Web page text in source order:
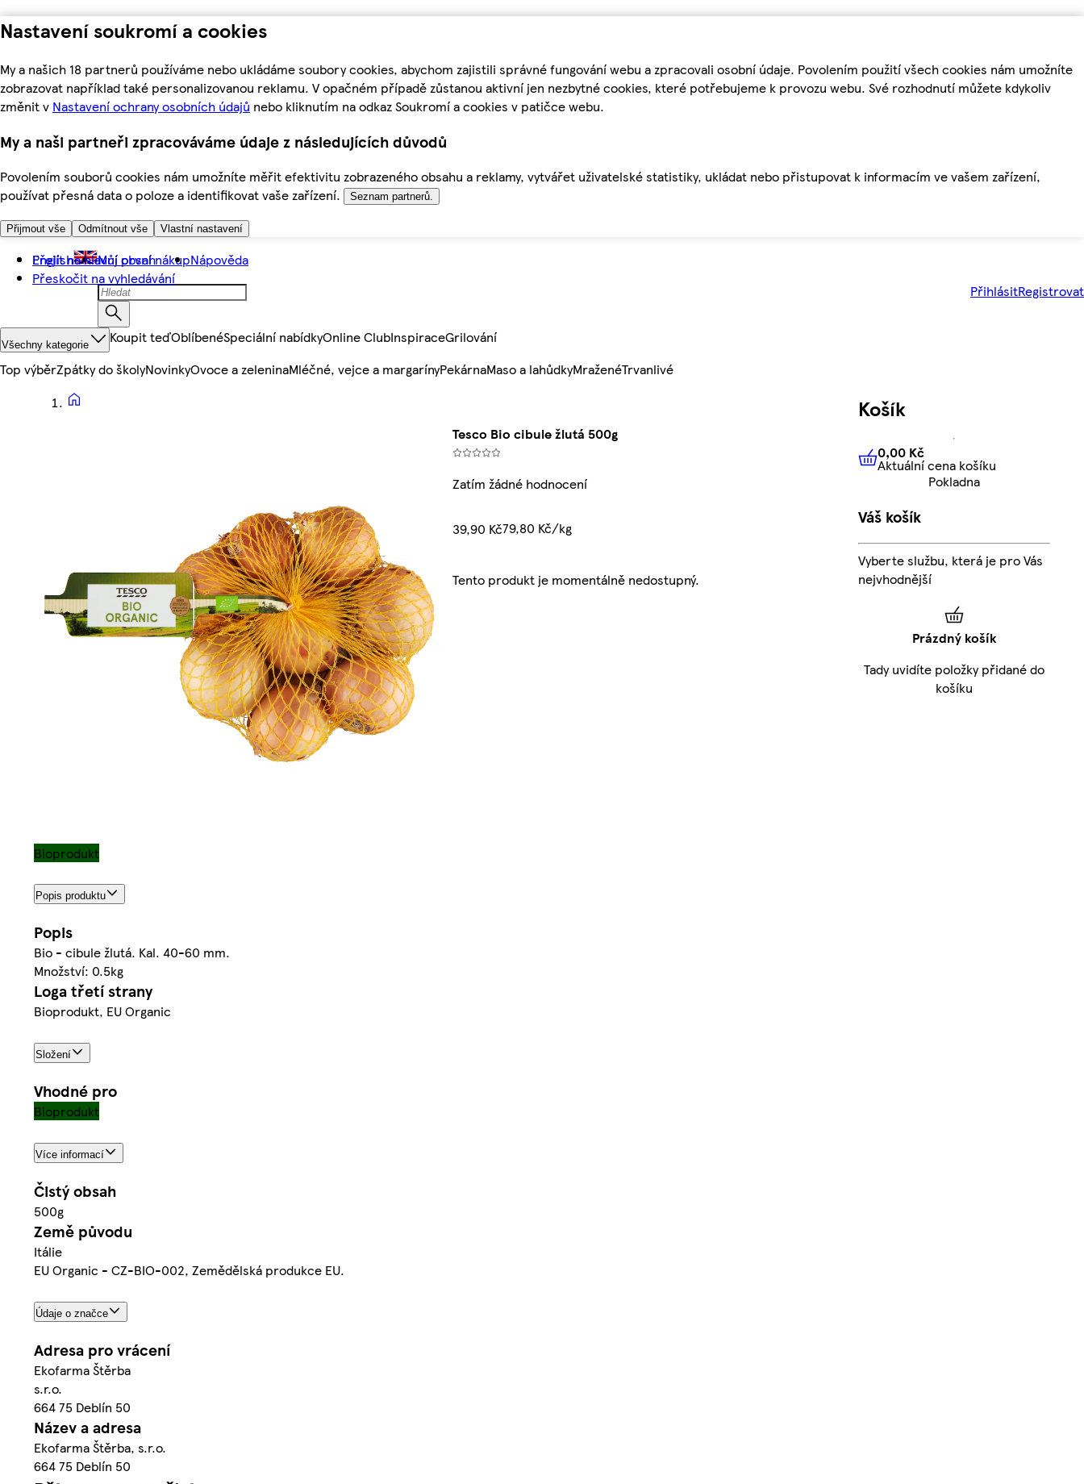
Nastavení soukromí a cookies
My a našich 18 partnerů používáme nebo ukládáme soubory cookies, abychom zajistili správné fungování webu a zpracovali osobní údaje. Povolením použití všech cookies nám umožníte
zobrazovat například také personalizovanou reklamu. V opačném případě zůstanou aktivní jen nezbytné cookies, které potřebujeme k provozu webu. Své rozhodnutí můžete kdykoliv
změnit v Nastavení ochrany osobních údajů nebo kliknutím na odkaz Soukromí a cookies v patičce webu.
My a naši partneři zpracováváme údaje z následujících důvodů
Povolením souborů cookies nám umožníte měřit efektivitu zobrazeného obsahu a reklamy, vytvářet uživatelské statistiky, ukládat nebo přistupovat k informacím ve vašem zařízení,
používat přesná data o poloze a identifikovat vaše zařízení.
Seznam partnerů.
Přijmout vše Odmítnout vše Vlastní nastavení
Přejít na hlavní obsah
Přeskočit na vyhledávání
English Můj první nákupNápověda
PřihlásitRegistrovat
Všechny kategorie Koupit teďOblíbenéSpeciální nabídkyOnline ClubInspiraceGrilování
Top výběrZpátky do školyNovinkyOvoce a zeleninaMléčné, vejce a margarínyPekárnaMaso a lahůdkyMraženéTrvanlivé
Tesco Bio cibule žlutá 500g
Zatím žádné hodnocení
39,90 Kč79,80 Kč/kg
Tento produkt je momentálně nedostupný.
Bioprodukt
Popis produktu
Popis
Bio - cibule žlutá. Kal. 40-60 mm.
Množství: 0.5kg
Loga třetí strany
Bioprodukt, EU Organic
Složení
Vhodné pro
Bioprodukt
Více informací
Čistý obsah
500g
Země původu
Itálie
EU Organic - CZ-BIO-002, Zemědělská produkce EU.
Údaje o značce
Adresa pro vrácení
Ekofarma Štěrba
s.r.o.
664 75 Deblín 50
Název a adresa
Ekofarma Štěrba, s.r.o.
664 75 Deblín 50
Košík
0,00 KčAktuální cena košíku
0,00 Kč
Aktuální cena košíku
Pokladna
Váš košík
Vyberte službu, která je pro Vás
nejvhodnější
Prázdný košík
Tady uvidíte položky přidané do
košíku